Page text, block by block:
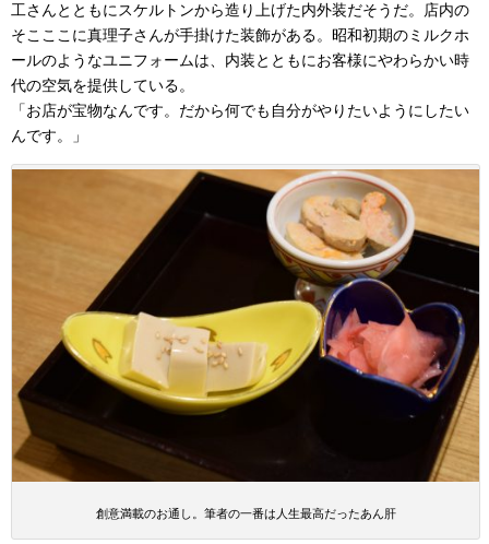
工さんとともにスケルトンから造り上げた内外装だそうだ。店内の
そこここに真理子さんが手掛けた装飾がある。昭和初期のミルクホ
ールのようなユニフォームは、内装とともにお客様にやわらかい時
代の空気を提供している。
「お店が宝物なんです。だから何でも自分がやりたいようにしたい
んです。」
創意満載のお通し。筆者の一番は人生最高だったあん肝